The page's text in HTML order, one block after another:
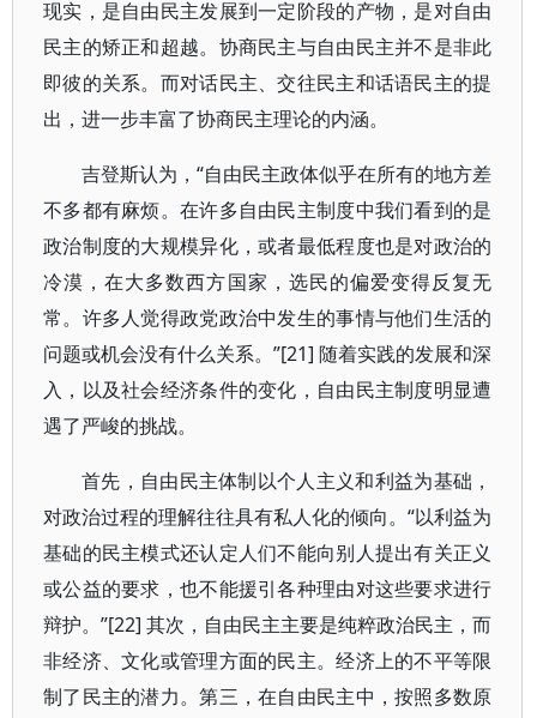
现实，是自由民主发展到一定阶段的产物，是对自由
民主的矫正和超越。协商民主与自由民主并不是非此
即彼的关系。而对话民主、交往民主和话语民主的提
出，进一步丰富了协商民主理论的内涵。
吉登斯认为，“自由民主政体似乎在所有的地方差
不多都有麻烦。在许多自由民主制度中我们看到的是
政治制度的大规模异化，或者最低程度也是对政治的
冷漠，在大多数西方国家，选民的偏爱变得反复无
常。许多人觉得政党政治中发生的事情与他们生活的
问题或机会没有什么关系。”[21] 随着实践的发展和深
入，以及社会经济条件的变化，自由民主制度明显遭
遇了严峻的挑战。
首先，自由民主体制以个人主义和利益为基础，
对政治过程的理解往往具有私人化的倾向。“以利益为
基础的民主模式还认定人们不能向别人提出有关正义
或公益的要求，也不能援引各种理由对这些要求进行
辩护。”[22] 其次，自由民主主要是纯粹政治民主，而
非经济、文化或管理方面的民主。经济上的不平等限
制了民主的潜力。第三，在自由民主中，按照多数原